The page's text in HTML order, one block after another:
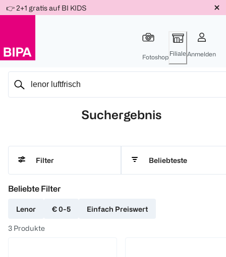
Für
Für
Für
Weiter
zum
👉 2+1 gratis auf BI KIDS
Fotoshop Filiale Anmelden
Suchergebnis
Filter Beliebteste
Beliebte Filter
Lenor € 0-5 Einfach Preiswert
3 Produkte